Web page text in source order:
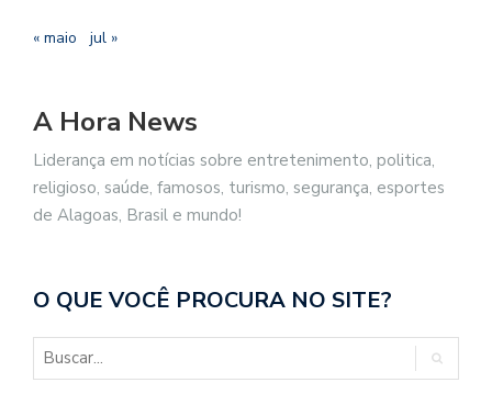
« maio jul »
A Hora News
Liderança em notícias sobre entretenimento, politica,
religioso, saúde, famosos, turismo, segurança, esportes
de Alagoas, Brasil e mundo!
O QUE VOCÊ PROCURA NO SITE?